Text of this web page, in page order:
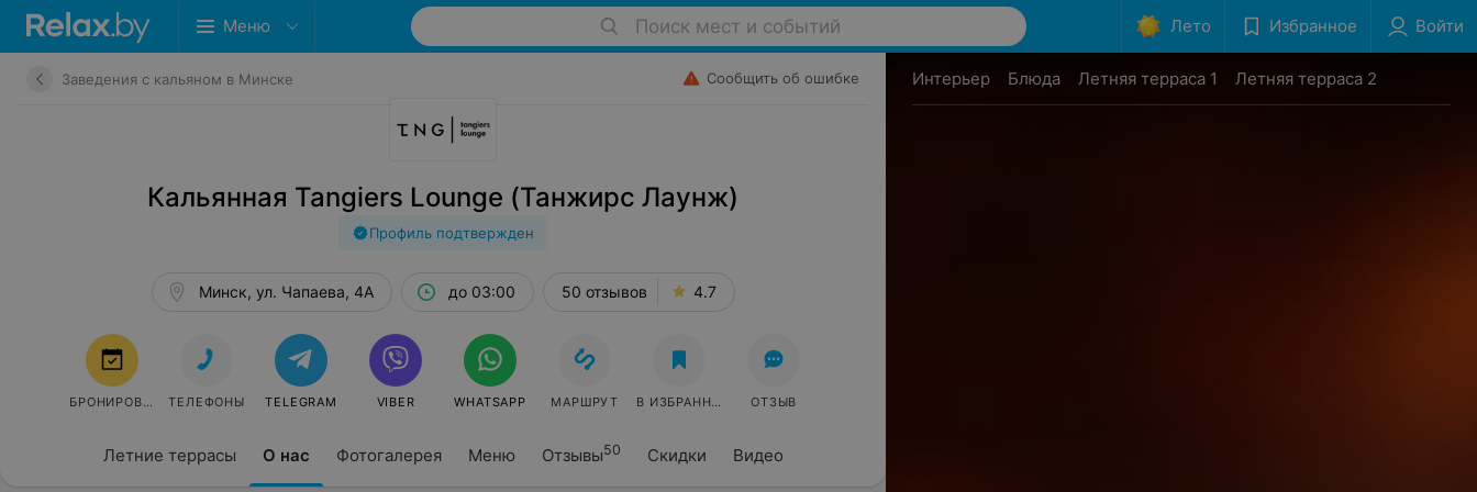
Меню Поиск мест и событий Лето Избранное Войти
Заведения с кальяном в Минске Сообщить об ошибке
Кальянная Tangiers Lounge (Танжирс Лаунж)
Профиль подтвержден
Летние террасы О нас Фотогалерея Меню Отзывы50 Скидки Видео
Минск, ул. Чапаева, 4А до 03:00 50 отзывов 4.7
БРОНИРОВАТЬ ТЕЛЕФОНЫ TELEGRAM VIBER WHATSAPP МАРШРУТ В ИЗБРАННОЕ ОТЗЫВ
Интерьер Блюда Летняя терраса 1 Летняя терраса 2